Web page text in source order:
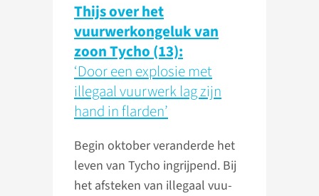
Thijs over het
vuurwerkongeluk van
zoon Tycho (13):
‘Door een explosie met
illegaal vuurwerk lag zijn
hand in flarden’
Begin oktober veranderde het
leven van Tycho ingrijpend. Bij
het afsteken van illegaal vuu­